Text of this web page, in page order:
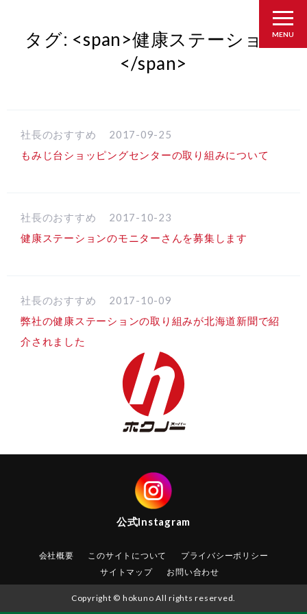
MENU
タグ: <span>健康ステーション
</span>
社長のおすすめ
2017-09-25
もみじ台ショッピングセンターの取り組みについて
社長のおすすめ
2017-10-23
健康ステーションのモニターさんを募集します
社長のおすすめ
2017-10-09
弊社の健康ステーションの取り組みが北海道新聞で紹
介されました
公式Instagram
会社概要 このサイトについて
プライバシーポリシー
サイトマップ
お問い合わせ
Copyright © hokuno All rights reserved.